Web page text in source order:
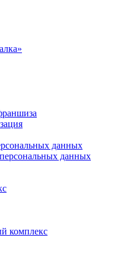
данных
данных
комплекс